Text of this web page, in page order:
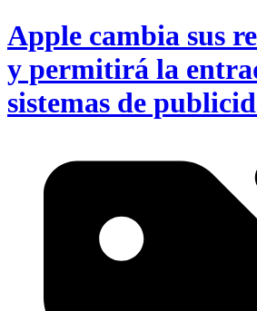
Apple cambia sus
y permitirá la
sistemas de